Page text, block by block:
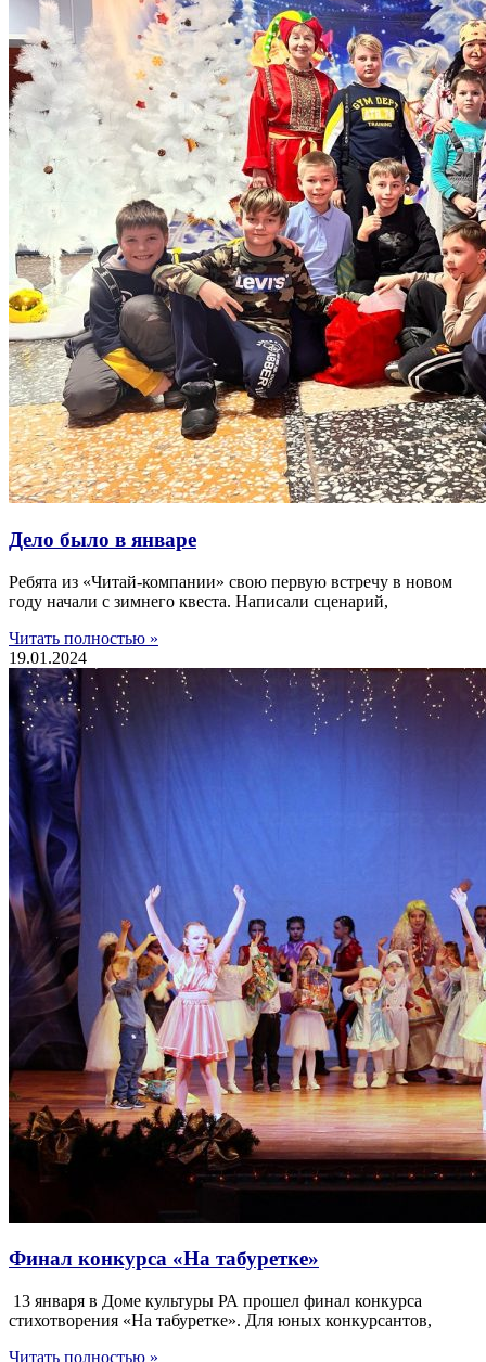
Дело было в январе
Ребята из «Читай-компании» свою первую встречу в новом
году начали с зимнего квеста. Написали сценарий,
Читать полностью »
19.01.2024
Финал конкурса «На табуретке»
13 января в Доме культуры РА прошел финал конкурса
стихотворения «На табуретке». Для юных конкурсантов,
Читать полностью »